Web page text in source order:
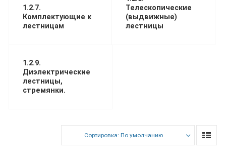
1.2.7.
Комплектующие к
лестницам
Телескопические
(выдвижные)
лестницы
1.2.9.
Диэлектрические
лестницы,
стремянки.
Сортировка: По умолчанию